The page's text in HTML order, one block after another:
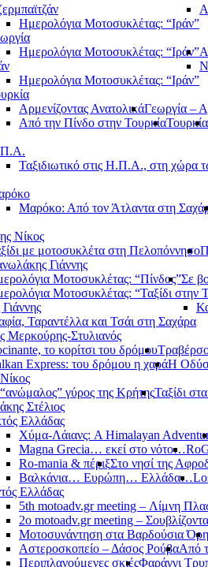
Ημερολόγια Μοτοσυκλέτας: “Ιράν”
Ημερολόγια Μοτοσυκλέτας: “Ιράν”
Ημερολόγια Μοτοσυκλέτας: “Ιράν”
Αρμενίζοντας ΑνατολικάΓεωργία –
Από την Πίνδο στην ΤουρκίαΤουρκία
Ταξιδιωτικό στις Η.Π.Α., στη χώρα
Μαρόκο: Από τον Άτλαντα στη
Νίκος
με μοτοσυκλέτα στη Πελοπόννησο
Γιάννης
Μοτοσυκλέτας: “Πίνδος”Σε
Μοτοσυκλέτας: “Ταξίδι στην
Ταραντέλλα και Τσάι στη Σαχάρα
Μερκούρης-Στυλιανός
το κορίτσι του δρόμου
Express: του δρόμου η χαράΗ
γύρος της ΚρήτηςΤαξίδι
Στέλιος
Ελλάδας
Χύμα-Λάιανς: A Himalayan
Magna Grecia… εκεί στο νότο…
Ro-mania & πέριξΣτο νησί της
Βαλκάνια… Ευρώπη… Ελλάδα…
Ελλάδας
5th motoadv.gr meeting – Λίμνη
2ο motoadv.gr meeting –
Μοτοσυνάντηση στα Βαρδούσια Όρη
Αστεροσκοπείο – Δάσος ΡούβαΑπό
Περιπλανούμενες σκιέςΦαράγγι